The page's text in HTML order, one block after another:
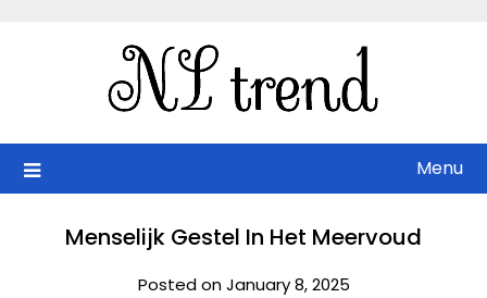
Menu
Menselijk Gestel In Het Meervoud
Posted on January 8, 2025